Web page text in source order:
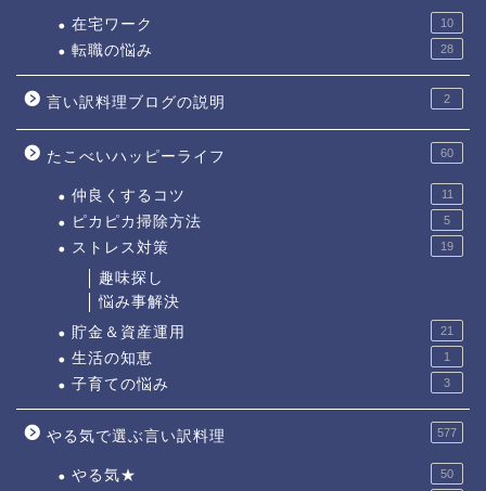
在宅ワーク 10
転職の悩み 28
言い訳料理ブログの説明 2
たこべいハッピーライフ 60
仲良くするコツ 11
ピカピカ掃除方法 5
ストレス対策 19
趣味探し
悩み事解決
貯金＆資産運用
21
生活の知恵 1
子育ての悩み 3
やる気で選ぶ言い訳料理 577
やる気★ 50